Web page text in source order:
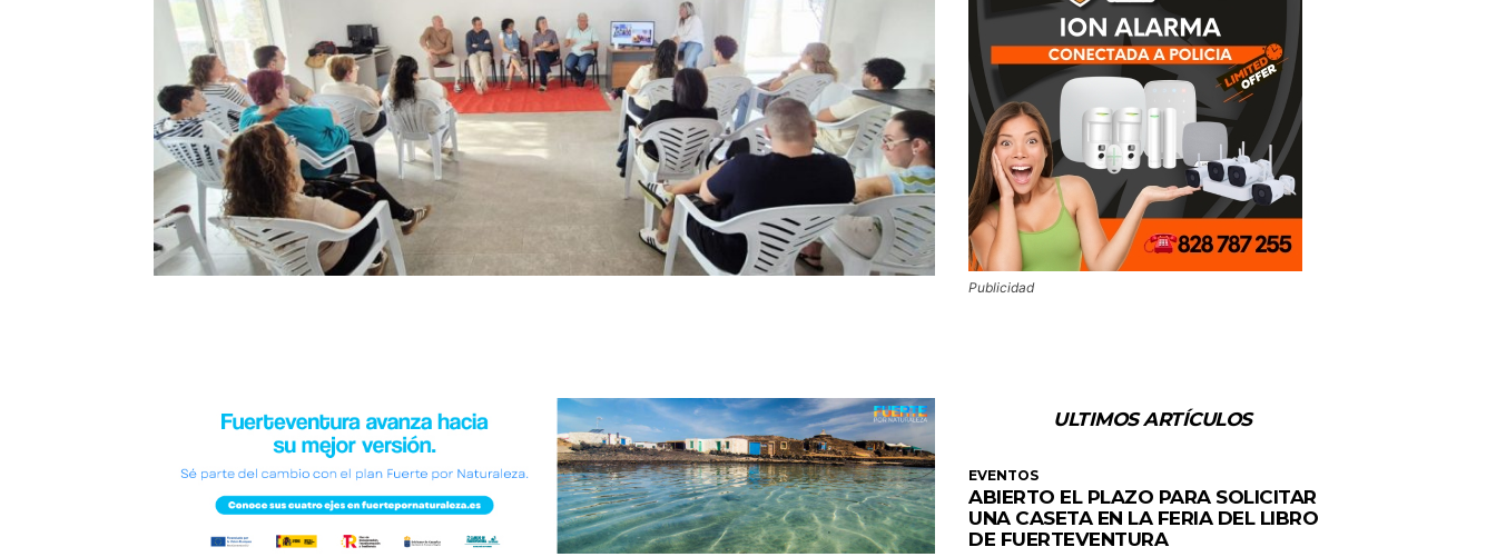
Publicidad
ULTIMOS ARTÍCULOS
EVENTOS
ABIERTO EL PLAZO PARA SOLICITAR
UNA CASETA EN LA FERIA DEL LIBRO
DE FUERTEVENTURA